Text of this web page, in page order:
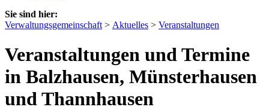
Sie sind hier:
Verwaltungsgemeinschaft > Aktuelles > Veranstaltungen
Veranstaltungen und Termine
in Balzhausen, Münsterhausen
und Thannhausen